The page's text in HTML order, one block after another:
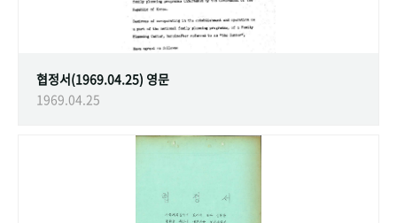
협정서(1969.04.25) 영문
1969.04.25